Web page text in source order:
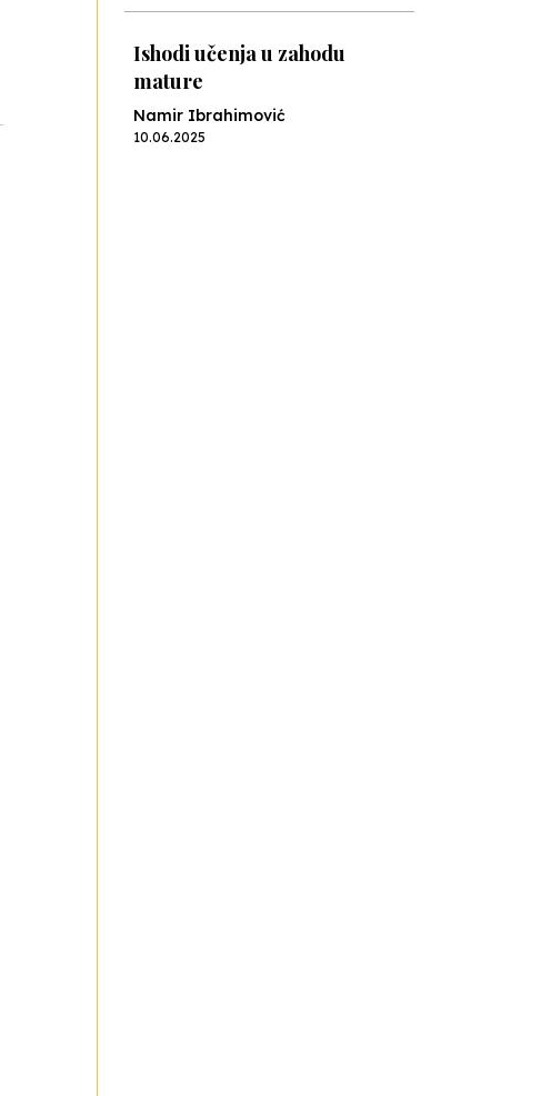
Ishodi učenja u zahodu
mature
Namir Ibrahimović
10.06.2025